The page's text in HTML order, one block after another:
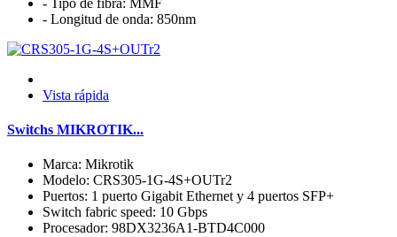
- Longitud de onda: 850nm
Vista rápida
Switchs MIKROTIK...
Marca: Mikrotik
Modelo: CRS305-1G-4S+OUTr2
Puertos: 1 puerto Gigabit Ethernet y 4 puertos SFP+
Switch fabric speed: 10 Gbps
Procesador: 98DX3236A1-BTD4C000